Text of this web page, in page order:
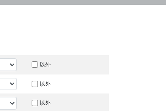
以外
以外
以外